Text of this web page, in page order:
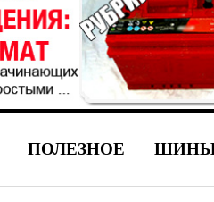
ПОЛЕЗНОЕ ШИНЫ